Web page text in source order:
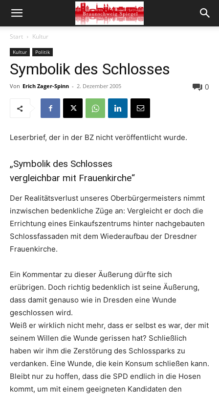
Start Kultur
Kultur Politik
Symbolik des Schlosses
Von Erich Zager-Spinn - 2. Dezember 2005 0
Leserbrief, der in der BZ nicht veröffentlicht wurde.
„Symbolik des Schlosses
vergleichbar mit Frauenkirche“
Der Realitätsverlust unseres Oberbürgermeisters nimmt
inzwischen bedenkliche Züge an: Vergleicht er doch die
Errichtung eines Einkaufszentrums hinter nachgebauten
Schlossfassaden mit dem Wiederaufbau der Dresdner
Frauenkirche.
Ein Kommentar zu dieser Äußerung dürfte sich
erübrigen. Doch richtig bedenklich ist seine Äußerung,
dass damit genauso wie in Dresden eine Wunde
geschlossen wird.
Weiß er wirklich nicht mehr, dass er selbst es war, der mit
seinem Willen die Wunde gerissen hat? Schließlich
haben wir ihm die Zerstörung des Schlossparks zu
verdanken. Eine Wunde, die kein Konsum schließen kann.
Bleibt nur zu hoffen, dass die SPD endlich in die Hosen
kommt, um mit einem geeigneten Kandidaten den